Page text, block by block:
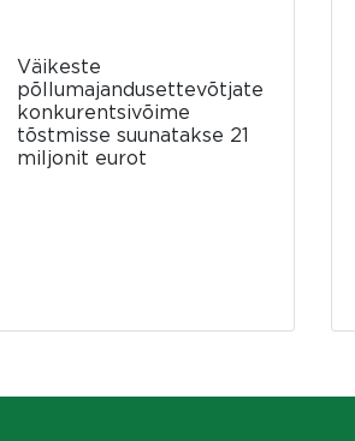
Väikeste
põllumajandusettevõtjate
konkurentsivõime
tõstmisse suunatakse 21
miljonit eurot